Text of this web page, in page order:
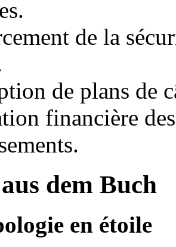
de la
de plans de
financière
dem Buch
en étoile